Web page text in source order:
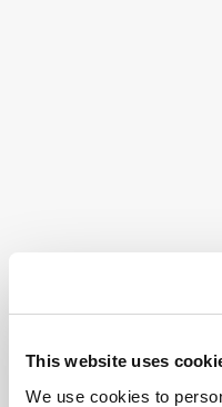
This website uses
We use cookies to